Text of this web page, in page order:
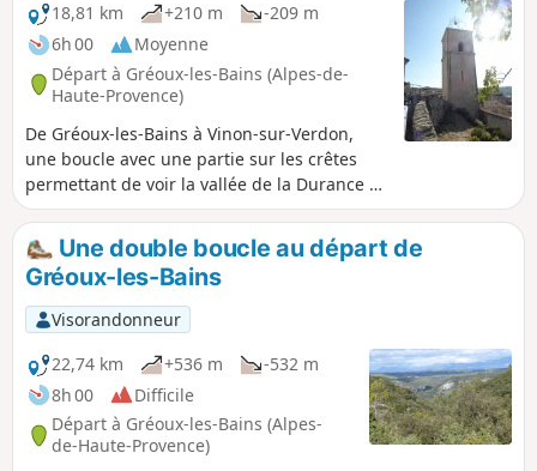
18,81 km
+210 m
-209 m
6h 00
Moyenne
Départ à Gréoux-les-Bains (Alpes-de-
Haute-Provence)
De Gréoux-les-Bains à Vinon-sur-Verdon,
une boucle avec une partie sur les crêtes
permettant de voir la vallée de la Durance et
la vallée du Verdon dans les trouées de la
forêt, un passage dans le vieux village de
Vinon-sur-Verdon et un retour par la vallée
du Verdon.
Une double boucle au départ de
Gréoux-les-Bains
Visorandonneur
22,74 km
+536 m
-532 m
8h 00
Difficile
Départ à Gréoux-les-Bains (Alpes-
de-Haute-Provence)